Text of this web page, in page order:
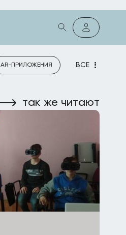
AR-ПРИЛОЖЕНИЯ ВСЕ
так же читают